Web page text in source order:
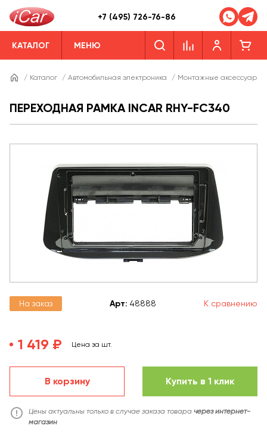
+7 (495) 726-76-86
КАТАЛОГ МЕНЮ
/ Каталог / Автомобильная электроника / Монтажные аксессуары
ПЕРЕХОДНАЯ РАМКА INCAR RHY-FC340
На заказ Арт: 48888 К сравнению
1 419 ₽ Цена за шт.
В корзину Купить в 1 клик
Цены актуальны только в случае заказа товара через интернет-
магазин